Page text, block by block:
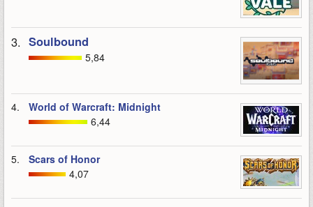
3. Soulbound
5,84
4.
World of Warcraft: Midnight
6,44
5.
Scars of Honor
4,07